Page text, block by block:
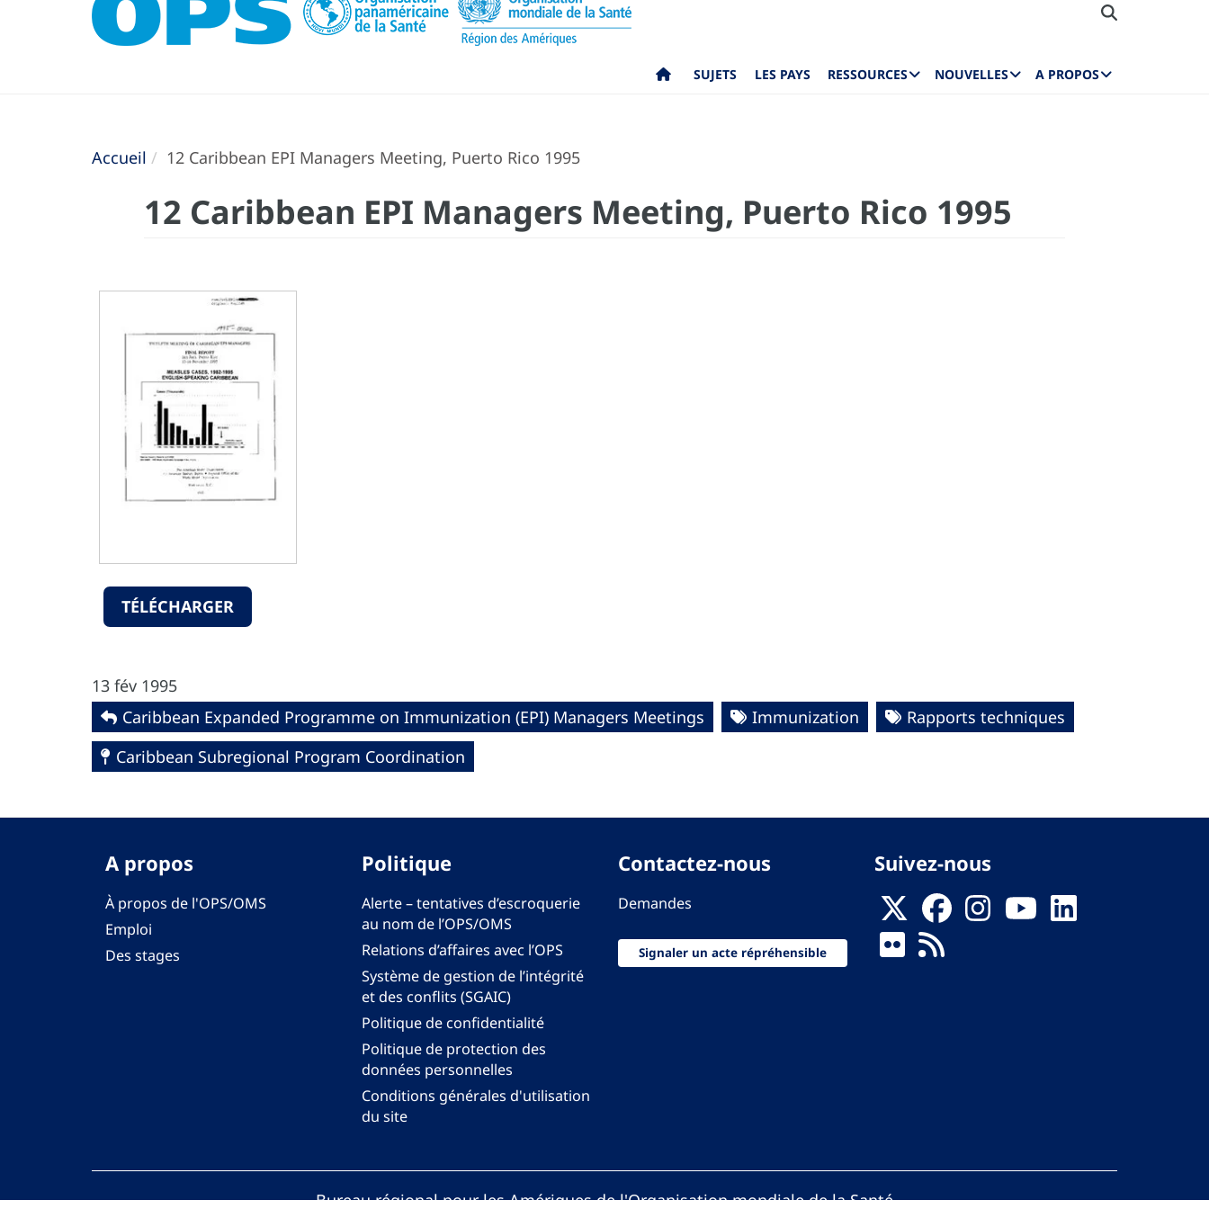
SUJETS LES PAYS RESSOURCES NOUVELLES A PROPOS
Accueil 12 Caribbean EPI Managers Meeting, Puerto Rico 1995
12 Caribbean EPI Managers Meeting, Puerto Rico 1995
TÉLÉCHARGER
13 fév 1995
Caribbean Expanded Programme on Immunization (EPI) Managers Meetings
Immunization
Rapports techniques
Caribbean Subregional Program Coordination
A propos
À propos de l'OPS/OMS
Emploi
Des stages
Politique
Alerte – tentatives d’escroquerie
au nom de l’OPS/OMS
Relations d’affaires avec l’OPS
Système de gestion de l’intégrité
et des conflits (SGAIC)
Politique de confidentialité
Politique de protection des
données personnelles
Conditions générales d'utilisation
du site
Contactez-nous
Demandes
Signaler un acte répréhensible
Suivez-nous
Bureau régional pour les Amériques de l'Organisation mondiale de la Santé